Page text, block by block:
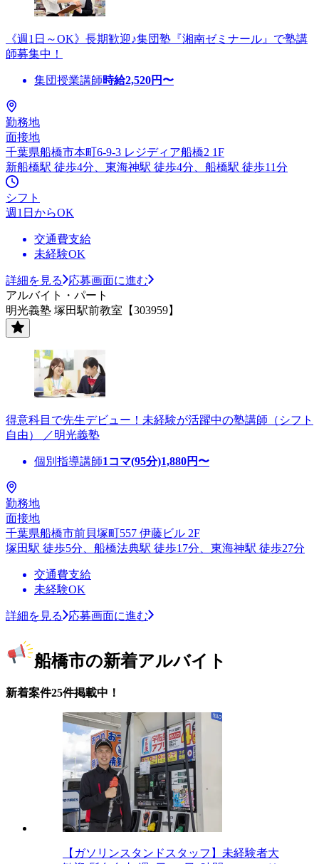
《週1日～OK》長期歓迎♪集団塾『湘南ゼミナール』で塾講
師募集中！
集団授業講師時給2,520円〜
勤務地
面接地
千葉県船橋市本町6-9-3 レジディア船橋2 1F
新船橋駅 徒歩4分、東海神駅 徒歩4分、船橋駅 徒歩11分
シフト
週1日からOK
交通費支給
未経験OK
詳細を見る
応募画面に進む
アルバイト・パート
明光義塾 塚田駅前教室【303959】
得意科目で先生デビュー！未経験が活躍中の塾講師（シフト
自由） ／明光義塾
個別指導講師1コマ(95分)1,880円〜
勤務地
面接地
千葉県船橋市前貝塚町557 伊藤ビル 2F
塚田駅 徒歩5分、船橋法典駅 徒歩17分、東海神駅 徒歩27分
交通費支給
未経験OK
詳細を見る 応募画面に進む
船橋市の新着アルバイト
新着案件25件掲載中！
【ガソリンスタンドスタッフ】未経験者大